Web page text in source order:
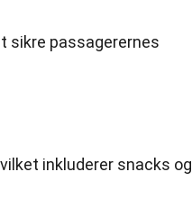
sikre passagerernes
inkluderer snacks og